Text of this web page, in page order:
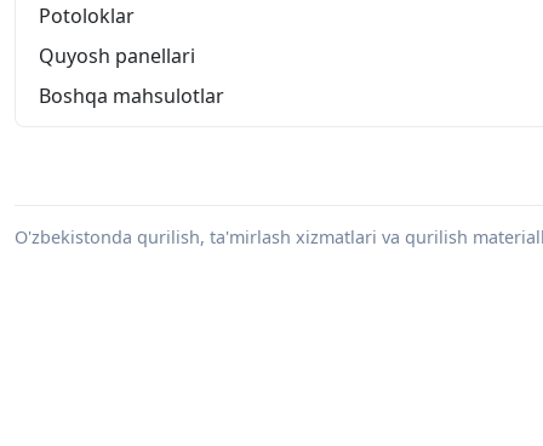
Potoloklar
Quyosh panellari
Boshqa mahsulotlar
O'zbekistonda qurilish, ta'mirlash xizmatlari va qurilish